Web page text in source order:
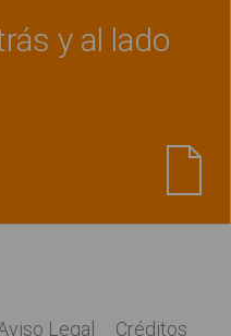
y al lado
Legal Créditos